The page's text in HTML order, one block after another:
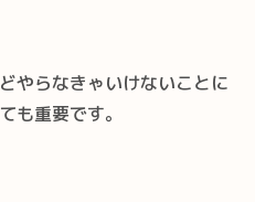
やらなきゃいけないことに
も重要です。